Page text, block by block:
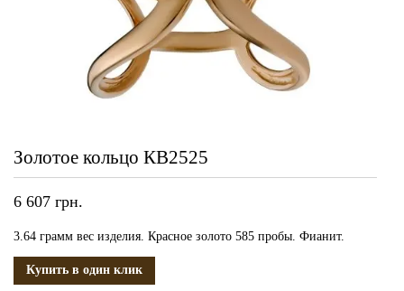
Золотое кольцо КВ2525
6 607 грн.
3.64 грамм вес изделия. Красное золото 585 пробы. Фианит.
Купить в один клик